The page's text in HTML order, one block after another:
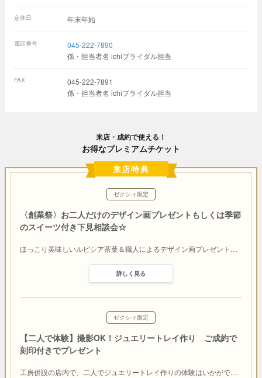
定休日 年末年始
電話番号
045-222-7890
係・担当者名 ichiブライダル担当
FAX
045-222-7891
係・担当者名 ichiブライダル担当
来店・成約で使える！
お得なプレミアムチケット
来店特典
ゼクシィ限定
〈創業祭〉お二人だけのデザイン画プレゼントもしくは季節
のスイーツ付き下見相談会☆
ほっこり美味しいルピシア茶葉＆職人によるデザイン画プレゼント …
詳しく見る
ゼクシィ限定
【二人で体験】撮影OK！ジュエリートレイ作り ご成約で
刻印付きでプレゼント
工房併設の店内で、二人でジュエリートレイ作りの体験はいかがで…